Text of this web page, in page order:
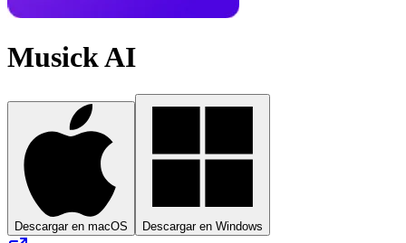
Musick AI
Descargar en macOS Descargar en Windows